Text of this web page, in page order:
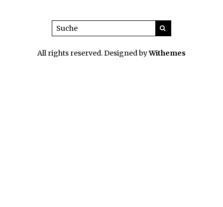
All rights reserved. Designed byWithemes